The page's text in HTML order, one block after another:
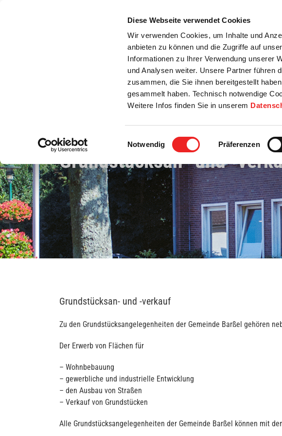
Diese Webseite verwendet Cookies
Wir verwenden Cookies, um Inhalte und
anbieten zu können und die Zugriffe auf
Informationen zu Ihrer Verwendung unserer
und Analysen weiter. Unsere Partner führen
zusammen, die Sie ihnen bereitgestellt
gesammelt haben. Technisch notwendige
Weitere Infos finden Sie in unserem
Einwilligungsauswahl
Notwendig Präferenzen
Startseite
Bürgerservice Rats- / Bürgerinfo Wirtschaft /
Grundstücksan- und -
Grundstücksan- und -verkauf
Zu den Grundstücksangelegenheiten der Gemeinde Barßel gehören
Der Erwerb von Flächen für
– Wohnbebauung
– gewerbliche und industrielle Entwicklung
– den Ausbau von Straßen
– Verkauf von Grundstücken
Alle Grundstücksangelegenheiten der Gemeinde Barßel können mit